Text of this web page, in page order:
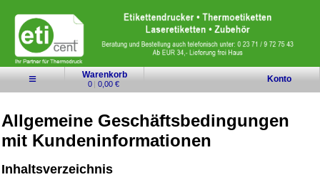
≡ Warenkorb
0 | 0,00 € Konto
Allgemeine Geschäftsbedingungen
mit Kundeninformationen
Inhaltsverzeichnis